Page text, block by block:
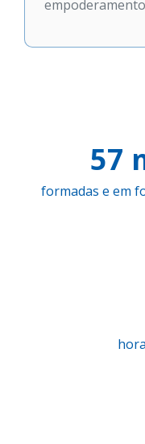
57
formadas e em